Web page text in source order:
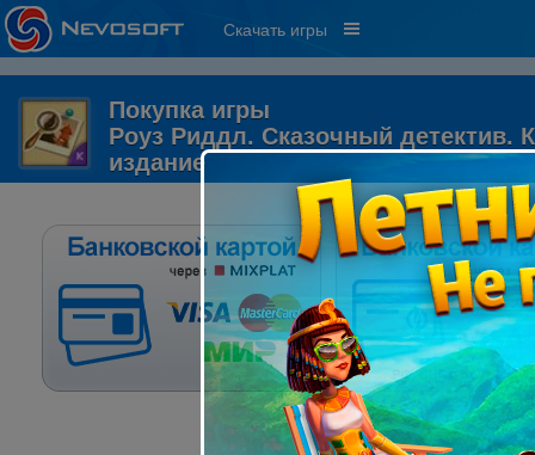
Скачать игры
Покупка игры
Роуз Риддл. Сказочный детектив.
издание